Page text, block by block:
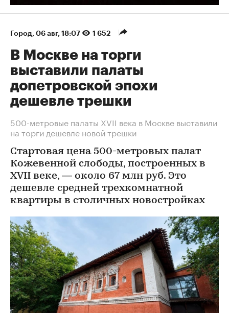
Город⁠, 06 авг, 18:07 1 652
В Москве на торги
выставили палаты
допетровской эпохи
дешевле трешки
500-метровые палаты XVII века в Москве выставили
на торги дешевле новой трешки
Стартовая цена 500-метровых палат
Кожевенной слободы, построенных в
XVII веке, — около 67 млн руб. Это
дешевле средней трехкомнатной
квартиры в столичных новостройках